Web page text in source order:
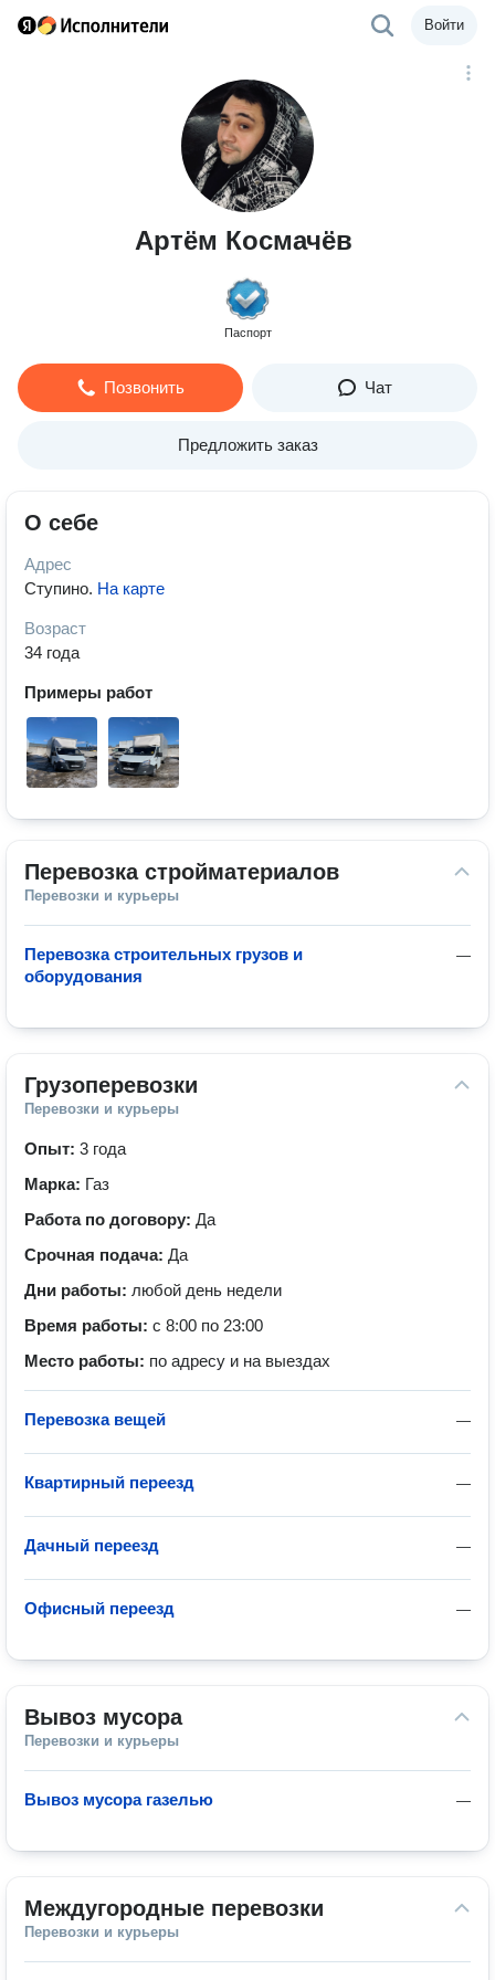
Войти
Артём Космачёв
Паспорт
Позвонить Чат
Предложить заказ
О себе
Адрес
Ступино. На карте
Возраст
34 года
Примеры работ
Перевозка стройматериалов
Перевозки и курьеры
—
Перевозка строительных грузов и
оборудования
Грузоперевозки
Перевозки и курьеры
Опыт: 3 года
Марка: Газ
Работа по договору: Да
Срочная подача: Да
Дни работы: любой день недели
Время работы: с 8:00 по 23:00
Место работы: по адресу и на выездах
—
Перевозка вещей
—
Квартирный переезд
—
Дачный переезд
—
Офисный переезд
Вывоз мусора
Перевозки и курьеры
—
Вывоз мусора газелью
Междугородные перевозки
Перевозки и курьеры